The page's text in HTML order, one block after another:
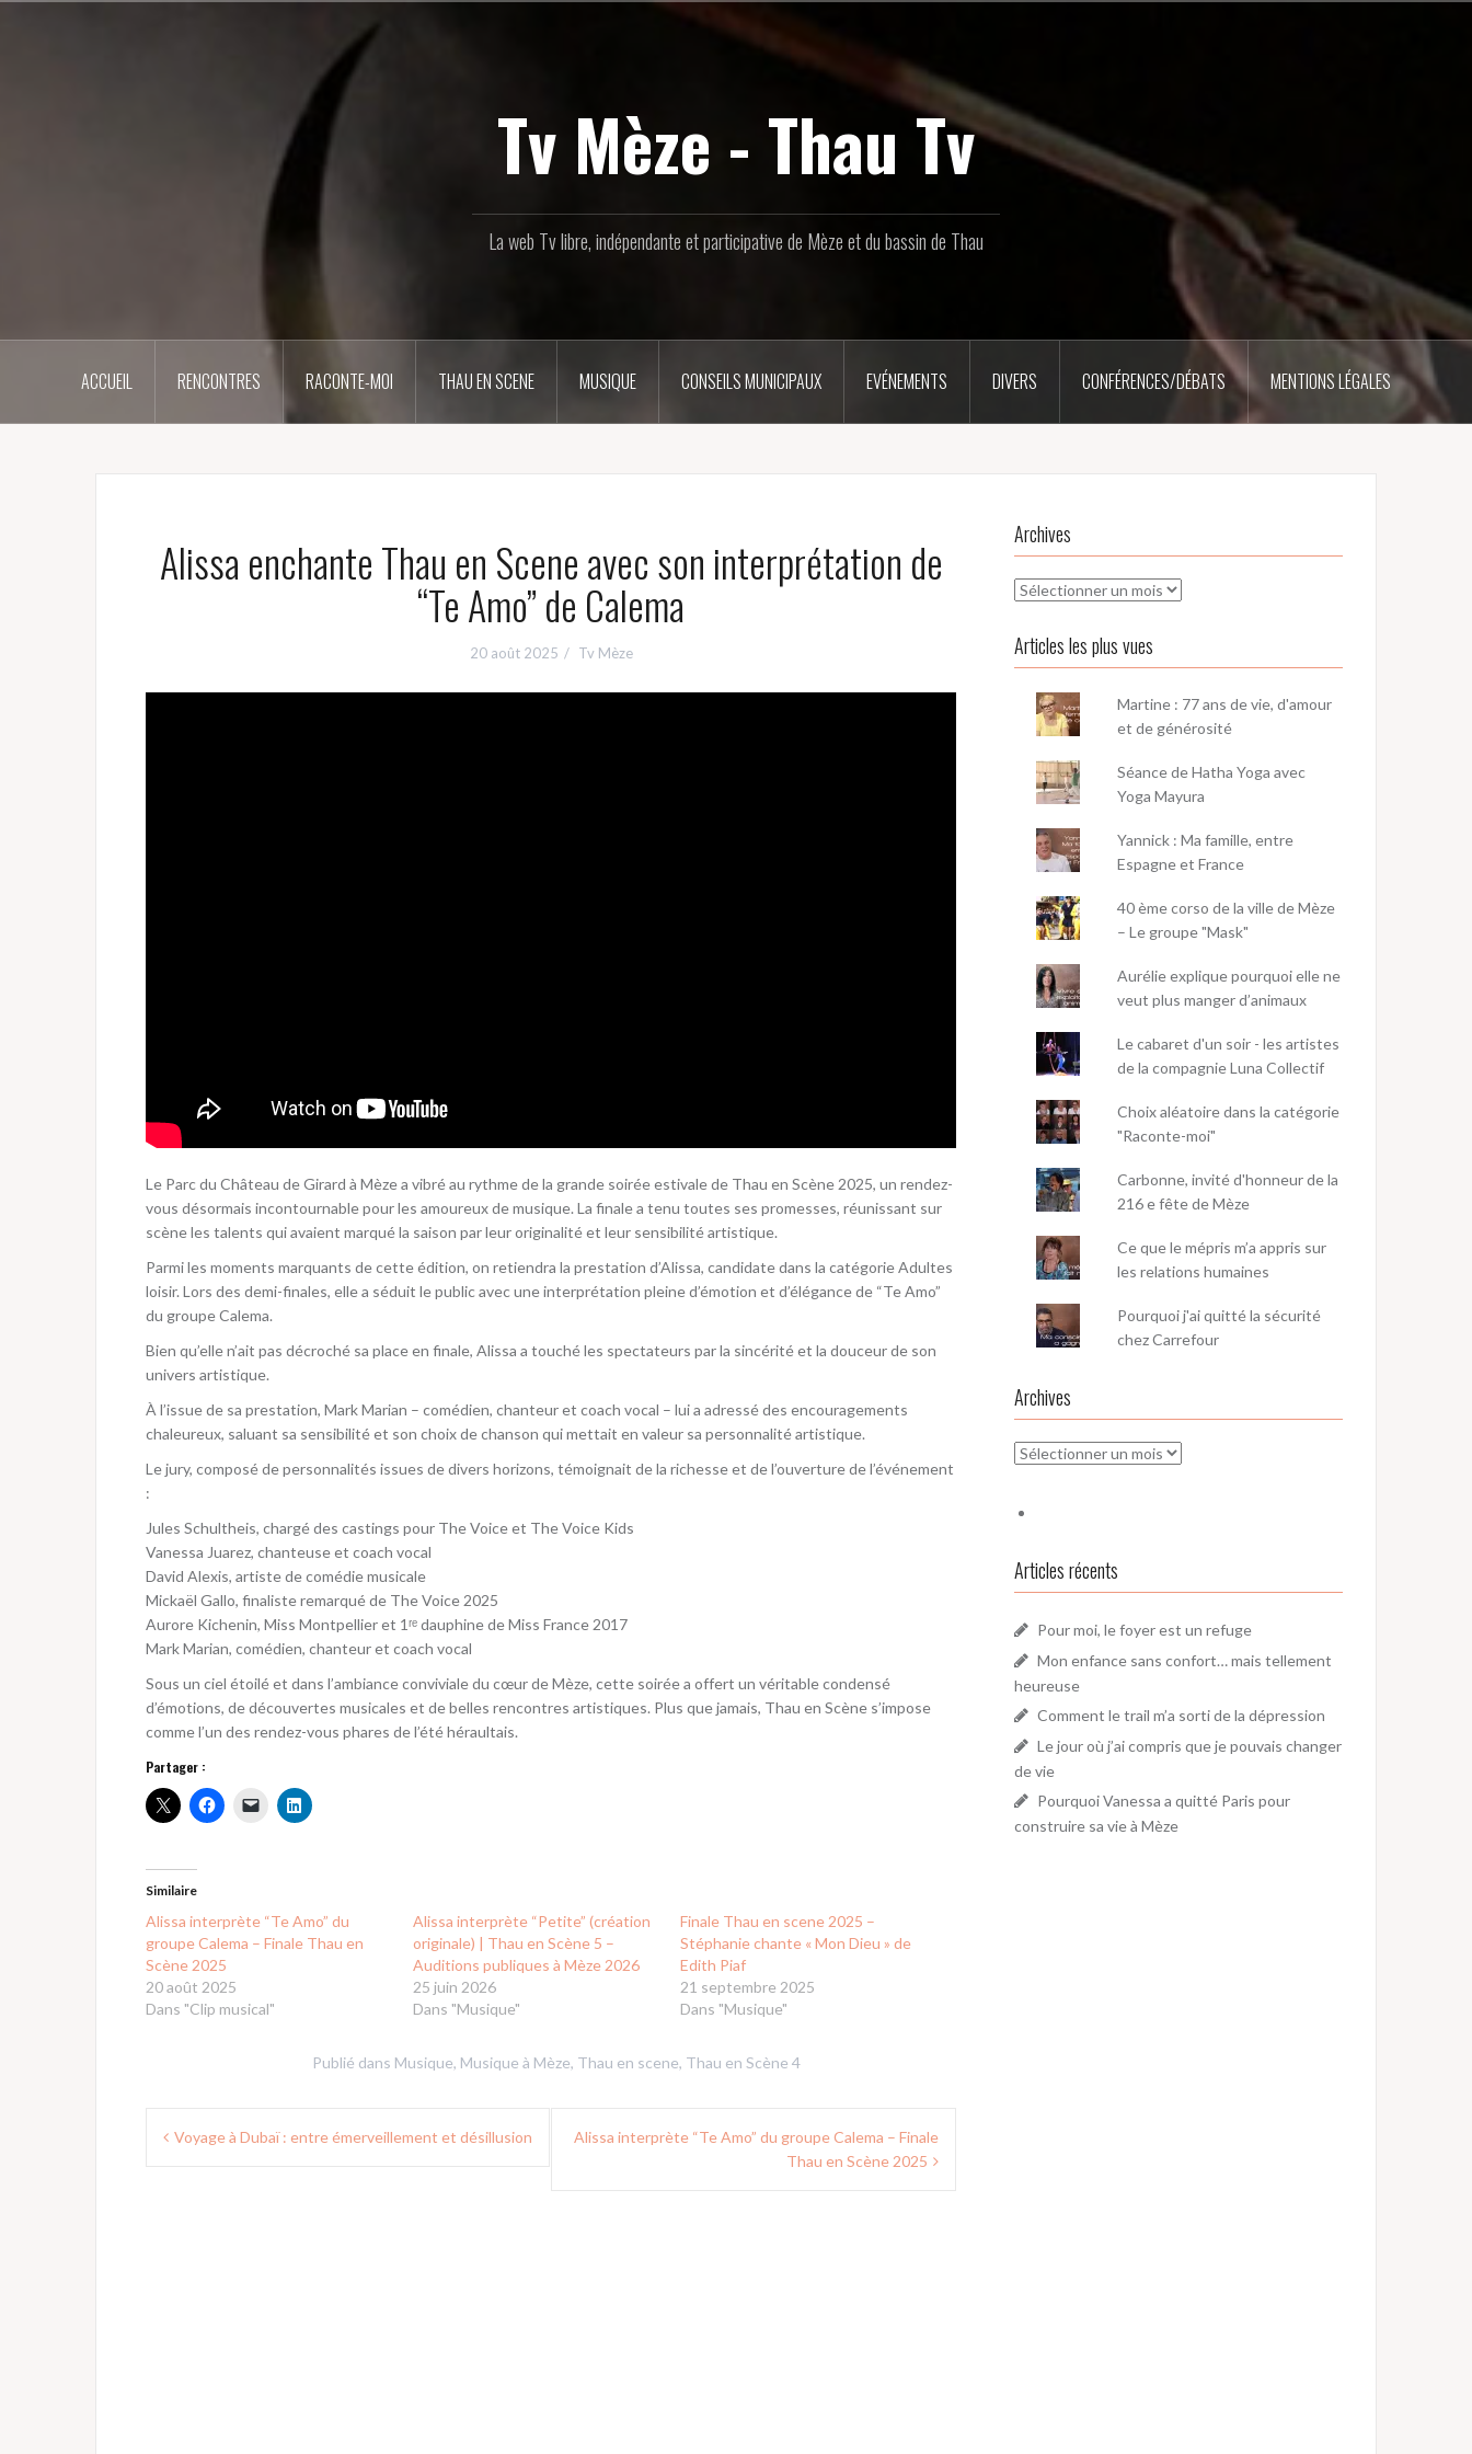
Tv Mèze - Thau Tv
La web Tv libre, indépendante et participative de Mèze et du bassin de Thau
ACCUEIL RENCONTRES RACONTE-MOI THAU EN SCENE MUSIQUE CONSEILS MUNICIPAUX EVÉNEMENTS DIVERS CONFÉRENCES/DÉBATS MENTIONS LÉGALES
Alissa enchante Thau en Scene avec son interprétation de
“Te Amo” de Calema
20 août 2025 Tv Mèze
Le Parc du Château de Girard à Mèze a vibré au rythme de la grande soirée estivale de Thau en Scène 2025, un rendez-
vous désormais incontournable pour les amoureux de musique. La finale a tenu toutes ses promesses, réunissant sur
scène les talents qui avaient marqué la saison par leur originalité et leur sensibilité artistique.
Parmi les moments marquants de cette édition, on retiendra la prestation d’Alissa, candidate dans la catégorie Adultes
loisir. Lors des demi-finales, elle a séduit le public avec une interprétation pleine d’émotion et d’élégance de “Te Amo”
du groupe Calema.
Bien qu’elle n’ait pas décroché sa place en finale, Alissa a touché les spectateurs par la sincérité et la douceur de son
univers artistique.
À l’issue de sa prestation, Mark Marian – comédien, chanteur et coach vocal – lui a adressé des encouragements
chaleureux, saluant sa sensibilité et son choix de chanson qui mettait en valeur sa personnalité artistique.
Le jury, composé de personnalités issues de divers horizons, témoignait de la richesse et de l’ouverture de l’événement
:
Jules Schultheis, chargé des castings pour The Voice et The Voice Kids
Vanessa Juarez, chanteuse et coach vocal
David Alexis, artiste de comédie musicale
Mickaël Gallo, finaliste remarqué de The Voice 2025
Aurore Kichenin, Miss Montpellier et 1ʳᵉ dauphine de Miss France 2017
Mark Marian, comédien, chanteur et coach vocal
Sous un ciel étoilé et dans l’ambiance conviviale du cœur de Mèze, cette soirée a offert un véritable condensé
d’émotions, de découvertes musicales et de belles rencontres artistiques. Plus que jamais, Thau en Scène s’impose
comme l’un des rendez-vous phares de l’été héraultais.
Partager :
Similaire
Alissa interprète “Te Amo” du
groupe Calema – Finale Thau en
Scène 2025
20 août 2025
Dans "Clip musical"
Alissa interprète “Petite” (création
originale) | Thau en Scène 5 –
Auditions publiques à Mèze 2026
25 juin 2026
Dans "Musique"
Finale Thau en scene 2025 –
Stéphanie chante « Mon Dieu » de
Edith Piaf
21 septembre 2025
Dans "Musique"
Publié dans Musique, Musique à Mèze, Thau en scene, Thau en Scène 4
Navigation
Voyage à Dubaï : entre émerveillement et désillusion
Alissa interprète “Te Amo” du groupe Calema – Finale
Thau en Scène 2025
Archives
Archives
Articles les plus vues
Martine : 77 ans de vie, d'amour
et de générosité
Séance de Hatha Yoga avec
Yoga Mayura
Yannick : Ma famille, entre
Espagne et France
40 ème corso de la ville de Mèze
– Le groupe "Mask"
Aurélie explique pourquoi elle ne
veut plus manger d’animaux
Le cabaret d'un soir - les artistes
de la compagnie Luna Collectif
Choix aléatoire dans la catégorie
"Raconte-moi"
Carbonne, invité d'honneur de la
216 e fête de Mèze
Ce que le mépris m’a appris sur
les relations humaines
Pourquoi j'ai quitté la sécurité
chez Carrefour
Archives
Archives
Articles récents
Pour moi, le foyer est un refuge
Mon enfance sans confort… mais tellement
heureuse
Comment le trail m’a sorti de la dépression
Le jour où j’ai compris que je pouvais changer
de vie
Pourquoi Vanessa a quitté Paris pour
construire sa vie à Mèze